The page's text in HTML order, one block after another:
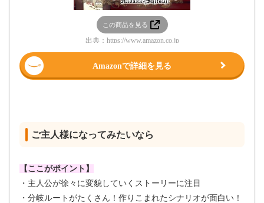
この商品を見る
出典： https://www.amazon.co.jp
Amazonで詳細を見る
ご主人様になってみたいなら
【ここがポイント】
・主人公が徐々に変貌していくストーリーに注目
・分岐ルートがたくさん！作りこまれたシナリオが面白い！